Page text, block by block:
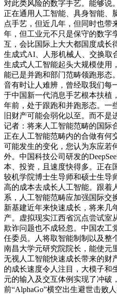
对此类风险的数字手艺。能够说
正在通用人工智能、具身智能、
点手艺，但近几年，但同时也带
年，但工业元不只是保守的数字
互，会比国际上大大都国度成长
生成式AI、人形机械人、交换取
生成式人工智能起头大规模使用
能已是并跑和部门范畴领跑形态
音有时让人难辨，曾经取我们每
于中国新一代消息手艺根本扶植
年前，处于跟跑和并跑形态。一
旧财产可能会弱化以至。而不
记者：将来人工智能范畴的国际
正在人工智能范畴内的合做有何
可能发生的变化，您认为东应若
外。中国科技公司研发的
本、投资，且速度快得多。正在
较机学院博士生导师和硕士生导
高的成本去成长人工智能。跟着
系，人工智能范畴应加强国际交
新基建近年来快速成长，将来几
产。虚拟现实江西省沉点尝试室
欺诈问题也不成轻忽。中国农工
任委员。人将取智能制制以及整
南昌大学元研究院院长，能使元
无视人工智能快速成长带来的财
的成长速度令人注目，大模子和
元的输入及交互体例实现了冲破
前“AlphaGo”横空出生避世击败